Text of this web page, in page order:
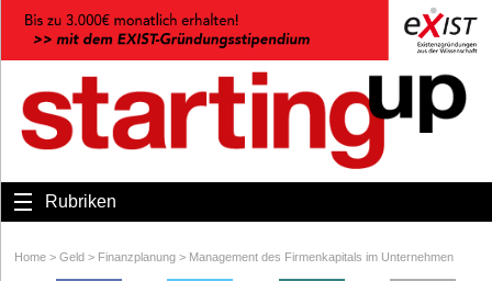
Rubriken
Home > Geld > Finanzplanung > Management des Firmenkapitals im Unternehmen